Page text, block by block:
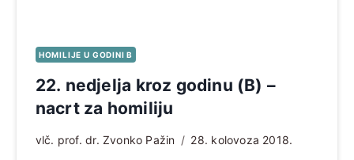
HOMILIJE U GODINI B
22. nedjelja kroz godinu (B) –
nacrt za homiliju
vlč. prof. dr. Zvonko Pažin 28. kolovoza 2018.